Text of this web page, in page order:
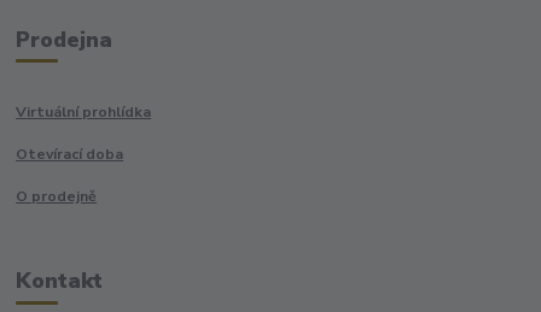
Prodejna
Virtuální prohlídka
Otevírací doba
O prodejně
Kontakt